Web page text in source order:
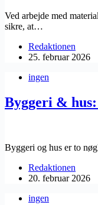
Ved arbejde med
sikre, at…
Redaktionen
25. februar 2026
ingen
Byggeri &
Byggeri og hus er to
Redaktionen
20. februar 2026
ingen